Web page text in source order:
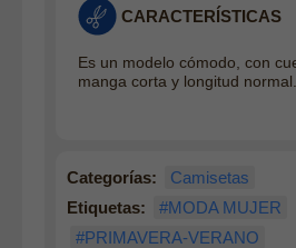
CARACTERÍSTICAS
Es un modelo cómodo, con
manga corta y longitud normal.
Categorías:
Camisetas
Etiquetas:
#MODA MUJER
#PRIMAVERA-VERANO